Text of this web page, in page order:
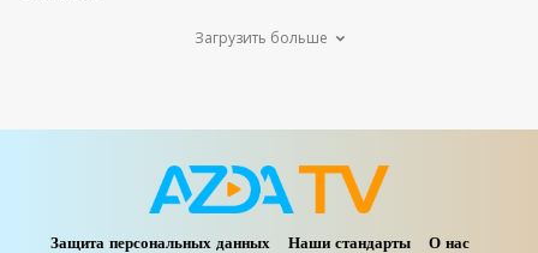
Загрузить больше
Защита персональных данных Наши стандарты
О нас